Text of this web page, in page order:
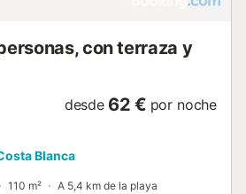
con terraza y
desde 62 € por noche
Blanca
110 m² A 5,4 km de la playa